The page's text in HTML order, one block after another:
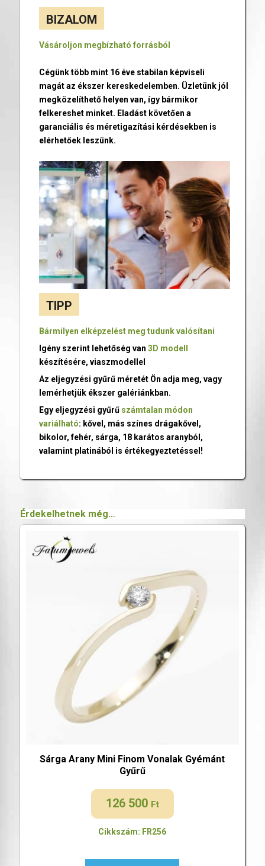
BIZALOM
Vásároljon megbízható forrásból
Cégünk több mint 16 éve stabilan képviseli
magát az ékszer kereskedelemben. Üzletünk jól
megközelíthető helyen van, így bármikor
felkereshet minket. Eladást követően a
garanciális és méretigazítási kérdésekben is
elérhetőek leszünk.
TIPP
Bármilyen elképzelést meg tudunk valósítani
Igény szerint lehetőség van 3D modell
készítésére, viaszmodellel
Az eljegyzési gyűrű méretét Ön adja meg, vagy
lemérhetjük ékszer galériánkban.
Egy eljegyzési gyűrű számtalan módon
variálható: kővel, más színes drágakővel,
bikolor, fehér, sárga, 18 karátos aranyból,
valamint platinából is értékegyeztetéssel!
Érdekelhetnek még…
Sárga Arany Mini Finom Vonalak Gyémánt
Gyűrű
126 500 Ft
Cikkszám: FR256